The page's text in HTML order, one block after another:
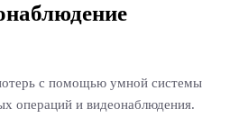
с помощью умной системы
операций и видеонаблюдения.